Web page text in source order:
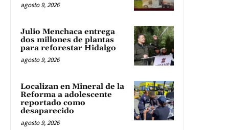
agosto 9, 2026
Julio Menchaca entrega
dos millones de plantas
para reforestar Hidalgo
agosto 9, 2026
Localizan en Mineral de la
Reforma a adolescente
reportado como
desaparecido
agosto 9, 2026